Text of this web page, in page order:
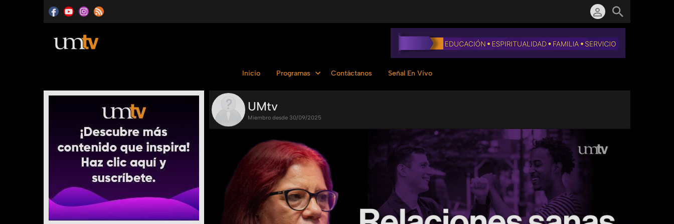
Inicio Programas Contáctanos Señal En Vivo
UMtv
Miembro desde 30/09/2025